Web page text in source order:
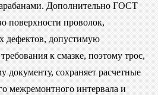
Дополнительно ГОСТ
поверхности проволок,
дефектов, допустимую
к смазке, поэтому трос,
документу, сохраняет расчетные
межремонтного интервала и